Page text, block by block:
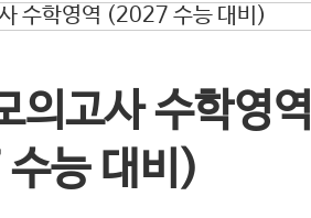
의고사 수학영역
능 대비)